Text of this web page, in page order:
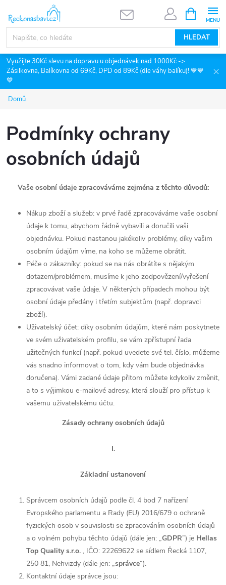
obsah
HLEDAT
NÁKUPNÍ
KOŠÍK
Využijte 30Kč slevu na dopravu u objednávek nad 1000Kč ->
Zásilkovna, Balíkovna od 69Kč, DPD od 89Kč (dle váhy balíku)! 💙💙
💙
Domů
Podmínky ochrany
osobních údajů
Vaše osobní údaje zpracováváme zejména z těchto důvodů:
Nákup zboží a služeb: v prvé řadě zpracováváme vaše osobní
údaje k tomu, abychom řádně vybavili a doručili vaši
objednávku. Pokud nastanou jakékoliv problémy, díky vašim
osobním údajům víme, na koho se můžeme obrátit.
Péče o zákazníky: pokud se na nás obrátíte s nějakým
dotazem/problémem, musíme k jeho zodpovězení/vyřešení
zpracovávat vaše údaje. V některých případech mohou být
osobní údaje předány i třetím subjektům (např. dopravci
zboží).
Uživatelský účet: díky osobním údajům, které nám poskytnete
ve svém uživatelském profilu, se vám zpřístupní řada
užitečných funkcí (např. pokud uvedete své tel. číslo, můžeme
vás snadno informovat o tom, kdy vám bude objednávka
doručena). Vámi zadané údaje přitom můžete kdykoliv změnit,
a to s výjimkou e-mailové adresy, která slouží pro přístup k
vašemu uživatelskému účtu.
Zásady ochrany osobních údajů
I.
Základní ustanovení
Správcem osobních údajů podle čl. 4 bod 7 nařízení
Evropského parlamentu a Rady (EU) 2016/679 o ochraně
fyzických osob v souvislosti se zpracováním osobních údajů
a o volném pohybu těchto údajů (dále jen: „GDPR”) je Hellas
Top Quality s.r.o. , IČO: 22269622 se sídlem Řecká 1107,
250 81, Nehvizdy (dále jen: „správce“).
Kontaktní údaje správce jsou: